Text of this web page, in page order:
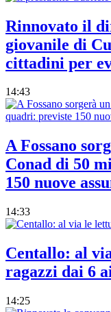
Rinnovato il
giovanile di
cittadini per
14:43
A Fossano
Conad di 50
150 nuove
14:33
Centallo: al
ragazzi dai 6
14:25